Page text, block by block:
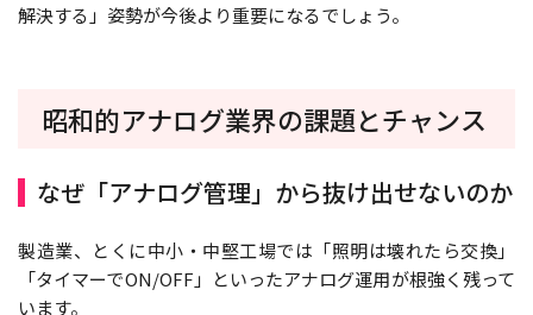
解決する」姿勢が今後より重要になるでしょう。
昭和的アナログ業界の課題とチャンス
なぜ「アナログ管理」から抜け出せないのか
製造業、とくに中小・中堅工場では「照明は壊れたら交換」
「タイマーでON/OFF」といったアナログ運用が根強く残って
います。